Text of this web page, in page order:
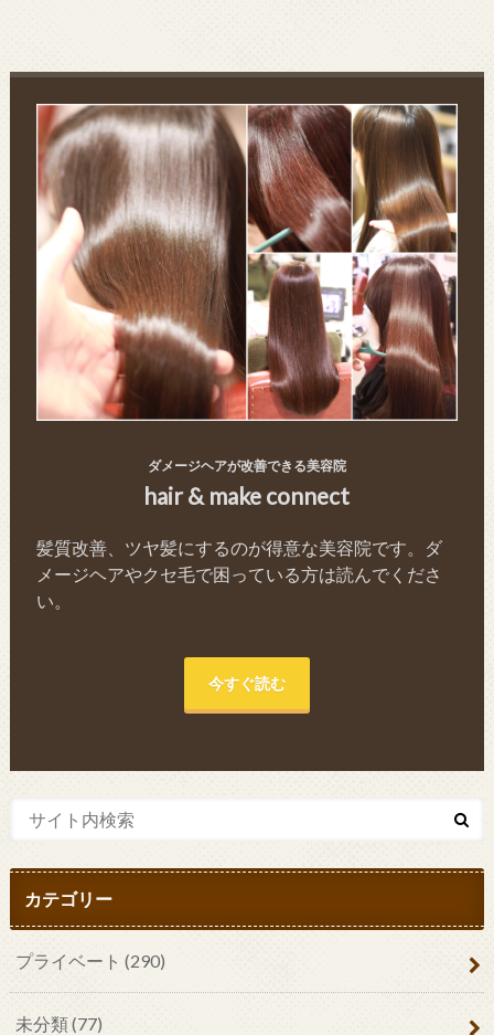
ダメージヘアが改善できる美容院
hair & make connect
髪質改善、ツヤ髪にするのが得意な美容院です。ダ
メージヘアやクセ毛で困っている方は読んでくださ
い。
今すぐ読む
カテゴリー
プライベート (290)
未分類(77)